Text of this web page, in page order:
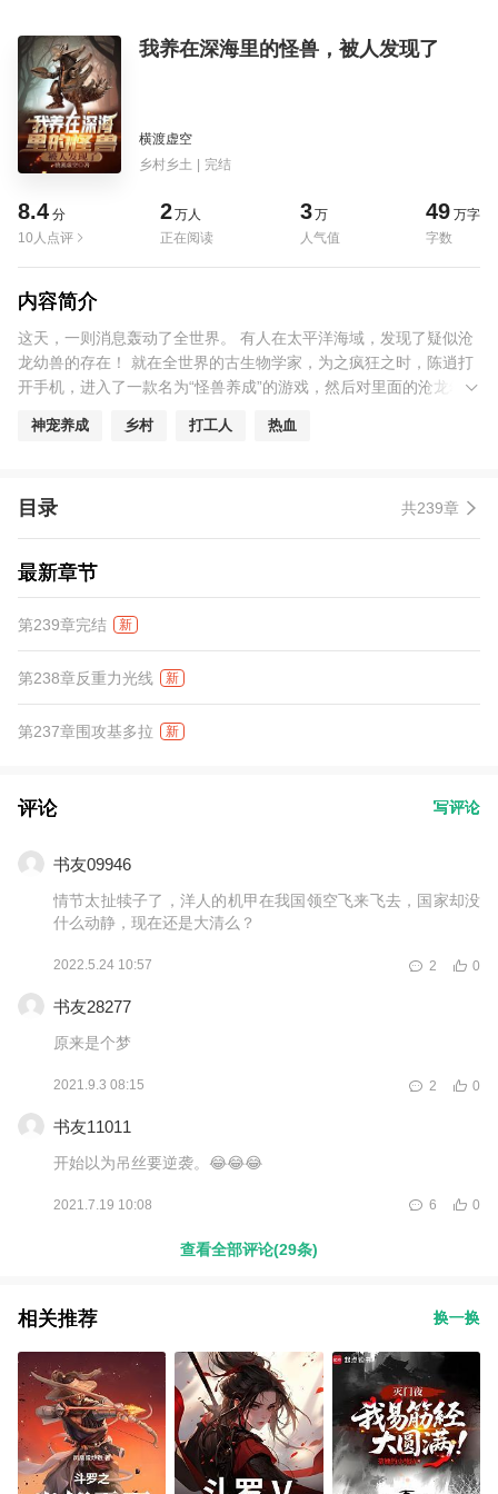
我养在深海里的怪兽，被人发现了
横渡虚空
乡村乡土 | 完结
8.4 分
10人点评
2万人
正在阅读
3万
人气值
49 万字
字数
内容简介
这天，一则消息轰动了全世界。 有人在太平洋海域，发现了疑似沧
龙幼兽的存在！ 就在全世界的古生物学家，为之疯狂之时，陈逍打
开手机，进入了一款名为“怪兽养成”的游戏，然后对里面的沧龙幼兽
了！去马里亚纳海沟躲一阵吧！要是自由国的核潜艇敢去骚扰你，
神宠养成 乡村 打工人 热血
目录 共239章
最新章节
第239章完结 新
第238章反重力光线 新
第237章围攻基多拉 新
评论 写评论
书友09946
情节太扯犊子了，洋人的机甲在我国领空飞来飞去，国家却没
什么动静，现在还是大清么？
2022.5.24 10:57 0
2
书友28277
原来是个梦
2021.9.3 08:15 0
2
书友11011
开始以为吊丝要逆袭。😂😂😂
2021.7.19 10:08 0
6
查看全部评论(29条)
相关推荐 换一换